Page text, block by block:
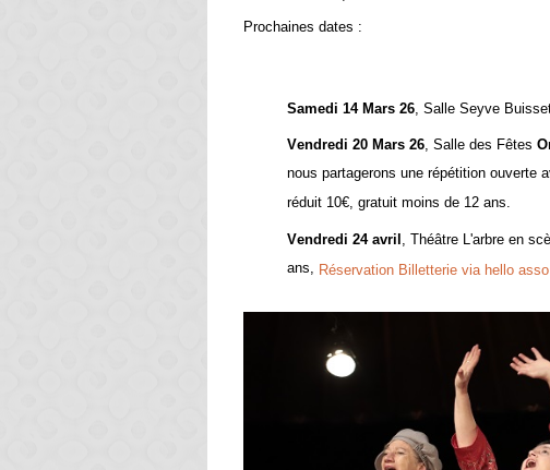
Prochaines dates :
Samedi 14 Mars 26, Salle Seyve
Vendredi 20 Mars 26, Salle des Fêtes
nous partagerons une répétition ouverte
réduit 10€, gratuit moins de 12 ans.
Vendredi 24 avril , Théâtre L'arbre en
ans, Réservation Billetterie via hello asso